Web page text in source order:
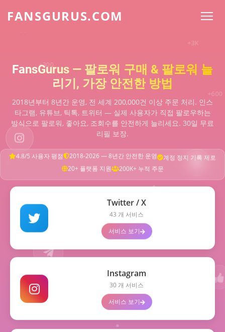
FANSGURUS.COM
+1K
+2K
+800
FansGurus — 팔로워 구매 & 팔로워 늘
리기, 가장 안전한 방법
2018년부터 8년간 운영, 전 세계 200,000건 이상 주문 처리. 인스
타그램, 유튜브, 틱톡, 트위터 — 실제 사용자가 직접 팔로우하는
방식으로 팔로워, 좋아요, 조회수를 안전하게 늘리세요. 30일 무료
리필 보장.
4.8/5 사용자 평점 2018-2026 — 8년간 안전한 운영
계정 정지 기록 제로
20+ 플랫폼 지원
200K+ 누적 주문
Twitter / X
43 개 서비스
서비스 보기
Instagram
30 개 서비스
서비스 보기